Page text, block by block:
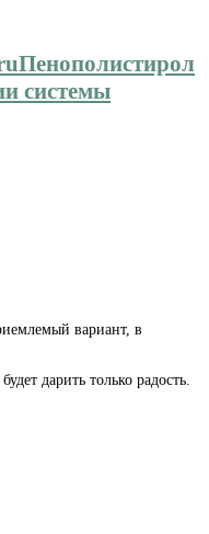
Пенополистирол
системы
вариант, в
дарить только радость.